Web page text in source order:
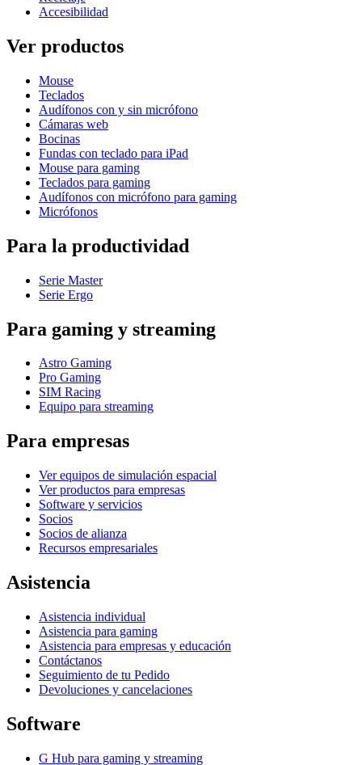
Accesibilidad
Ver productos
Mouse
Teclados
Audífonos con y sin micrófono
Cámaras web
Bocinas
Fundas con teclado para iPad
Mouse para gaming
Teclados para gaming
Audífonos con micrófono para gaming
Micrófonos
Para la productividad
Serie Master
Serie Ergo
Para gaming y streaming
Astro Gaming
Pro Gaming
SIM Racing
Equipo para streaming
Para empresas
Ver equipos de simulación espacial
Ver productos para empresas
Software y servicios
Socios
Socios de alianza
Recursos empresariales
Asistencia
Asistencia individual
Asistencia para gaming
Asistencia para empresas y educación
Contáctanos
Seguimiento de tu Pedido
Devoluciones y cancelaciones
Software
G Hub para gaming y streaming